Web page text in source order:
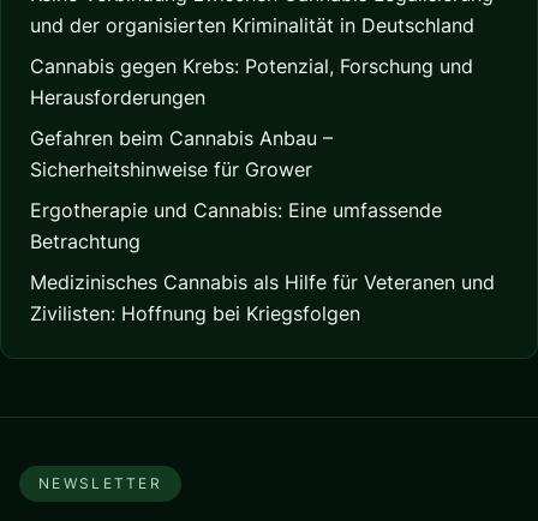
und der organisierten Kriminalität in Deutschland
Cannabis gegen Krebs: Potenzial, Forschung und
Herausforderungen
Gefahren beim Cannabis Anbau –
Sicherheitshinweise für Grower
Ergotherapie und Cannabis: Eine umfassende
Betrachtung
Medizinisches Cannabis als Hilfe für Veteranen und
Zivilisten: Hoffnung bei Kriegsfolgen
NEWSLETTER